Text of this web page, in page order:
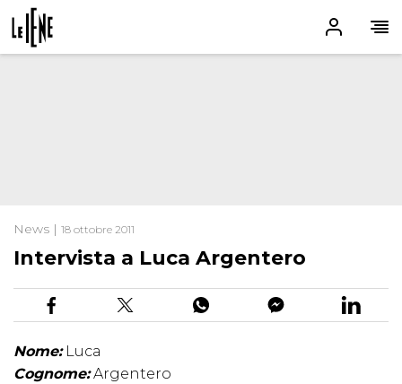
News | 18 ottobre 2011
Intervista a Luca Argentero
Nome:Luca
Cognome:Argentero